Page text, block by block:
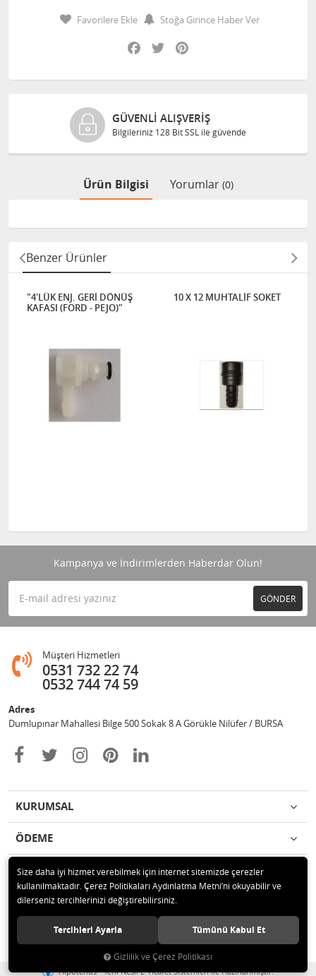
Favorilere Ekle
Stoğa Girince Haber Ver
Facebook
Twitter
GÜVENLI ALIŞVERIŞ
Bilgileriniz 128 Bit SSL ile güvende
Ürün Bilgisi Yorumlar (0)
Benzer Ürünler
"4'LÜK ENJ. GERİ DÖNÜŞ
KAFASI (FORD - PEJO)"
10 X 12 MUHTALİF SOKET
Kampanya ve İndirimlerden Haberdar Olun!
GÖNDER
Müşteri Hizmetleri
0531 732 22 74
0532 744 74 59
Adres
Dumlupınar Mahallesi Bilge 500 Sokak 8 A Görükle Nilüfer / BURSA
KURUMSAL
ÖDEME
İLETİŞİM
© 2020 MAG OTOMOTİV Tüm hakları saklıdır.
Hipotenüs Yeni Nesil E-Ticaret Sistemleri ile Hazırlanmıştır.
Size daha iyi hizmet verebilmek için internet sitemizde çerezler
kullanılmaktadır. Çerez Politikaları Aydınlatma Metni’ni okuyabilir ve
dilerseniz tercihlerinizi değiştirebilirsiniz.
Tercihleri Ayarla Tümünü Kabul Et
Gizlilik ve Çerez Politikası